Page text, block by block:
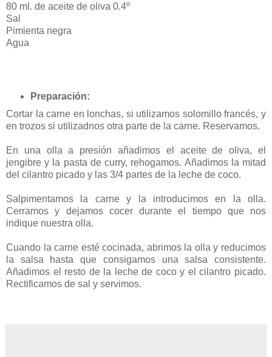
80 ml. de aceite de oliva 0.4º
Sal
Pimienta negra
Agua
Preparación:
Cortar la carne en lonchas, si utilizamos solomillo francés, y
en trozos si utilizadnos otra parte de la carne. Reservamos.
En una olla a presión añadimos el aceite de oliva, el
jengibre y la pasta de curry, rehogamos. Añadimos la mitad
del cilantro picado y las 3/4 partes de la leche de coco.
Salpimentamos la carne y la introducimos en la olla.
Cerramos y dejamos cocer durante el tiempo que nos
indique nuestra olla.
Cuando la carne esté cocinada, abrimos la olla y reducimos
la salsa hasta que consigamos una salsa consistente.
Añadimos el resto de la leche de coco y el cilantro picado.
Rectificamos de sal y servimos.